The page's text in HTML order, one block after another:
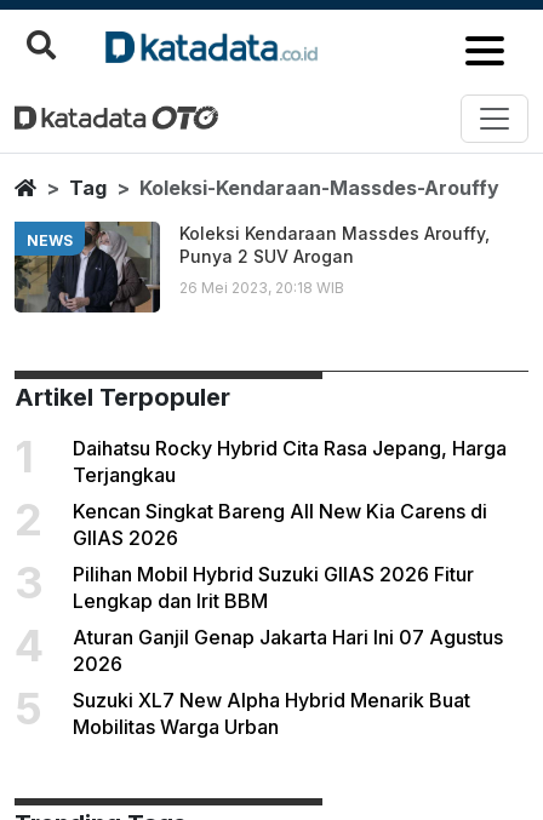
Koleksi Kendaraan Massdes
Berita Terbaru
HomeTag Koleksi-Kendaraan-Massdes-Arouffy
NEWS
Koleksi Kendaraan Massdes Arouffy,
Punya 2 SUV Arogan
26 Mei 2023, 20:18 WIB
Artikel Terpopuler
1
Daihatsu Rocky Hybrid Cita Rasa Jepang, Harga
Terjangkau
2
Kencan Singkat Bareng All New Kia Carens di
GIIAS 2026
3
Pilihan Mobil Hybrid Suzuki GIIAS 2026 Fitur
Lengkap dan Irit BBM
4
Aturan Ganjil Genap Jakarta Hari Ini 07 Agustus
2026
5
Suzuki XL7 New Alpha Hybrid Menarik Buat
Mobilitas Warga Urban